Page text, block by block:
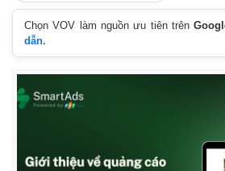
Chọn VOV làm nguồn ưu tiên trên
dẫn.